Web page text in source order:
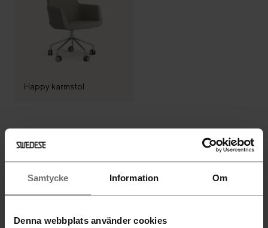
Samtycke Information Om
Denna webbplats använder cookies
Happy karmstol